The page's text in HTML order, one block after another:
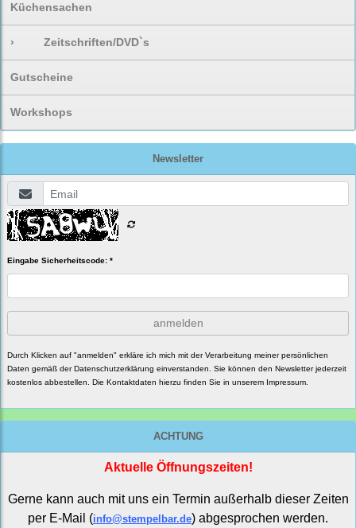
Küchensachen
› Zeitschriften/DVD`s
Gutscheine
Workshops
Newsletter
Eingabe Sicherheitscode: *
anmelden
Durch Klicken auf "anmelden" erkläre ich mich mit der Verarbeitung meiner persönlichen
Daten gemäß der Datenschutzerklärung einverstanden. Sie können den Newsletter jederzeit
kostenlos abbestellen. Die Kontaktdaten hierzu finden Sie in unserem Impressum.
ACHTUNG
Aktuelle Öffnungszeiten!
Gerne kann auch mit uns ein Termin außerhalb dieser Zeiten
per E-Mail (info@stempelbar.de) abgesprochen werden.